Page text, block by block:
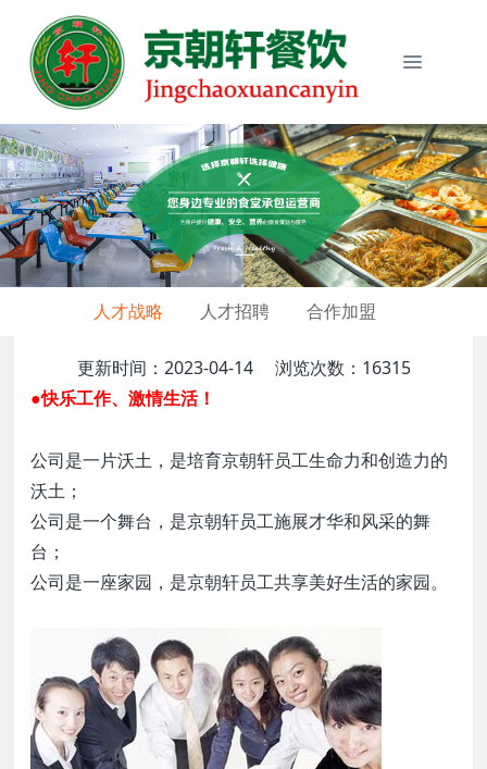
人才战略 人才招聘 合作加盟
更新时间：2023-04-14 浏览次数：16315
●快乐工作、激情生活！
公司是一片沃土，是培育京朝轩员工生命力和创造力的
沃土；
公司是一个舞台，是京朝轩员工施展才华和风采的舞
台；
公司是一座家园，是京朝轩员工共享美好生活的家园。